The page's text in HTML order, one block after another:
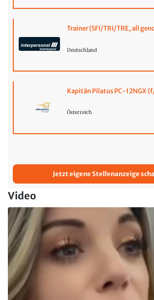
Trainer (SFI/TRI/TRE, all
Deutschland
Kapitän Pilatus PC-12NGX
Österreich
Jetzt eigene Stellenanzeige
Video